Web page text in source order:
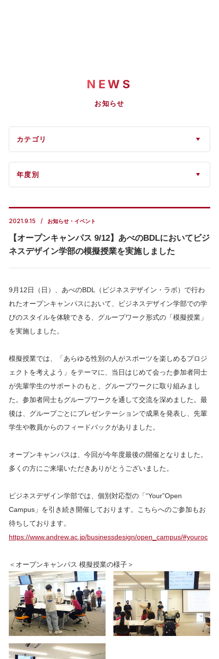
NEWS
お知らせ
2021.9.15 お知らせ・イベント
【オープンキャンパス 9/12】あべのBDLにおいてビジ
ネスデザイン学部の模擬授業を実施しました
9月12日（日）、あべのBDL（ビジネスデザイン・ラボ）で行わ
れたオープンキャンパスにおいて、ビジネスデザイン学部での学
びのスタイルを体験できる、グループワーク形式の「模擬授業」
を実施しました。
模擬授業では、「あらゆる性別の人がスポーツを楽しめるプロジ
ェクトを考えよう」をテーマに、当日はじめて会った参加者同士
が先輩学生のサポートのもと、グループワークに取り組みまし
た。参加者同士もグループワークを通して交流を深めました。最
後は、グループごとにプレゼンテーションで成果を発表し、先輩
学生や教員からのフィードバックがありました。
オープンキャンパスは、今回が今年度最後の開催となりました。
多くの方にご来場いただきありがとうございました。
ビジネスデザイン学部では、個別対応型の「“Your”Open
Campus」を引き続き開催しております。こちらへのご参加もお
待ちしております。
https://www.andrew.ac.jp/businessdesign/open_campus/#youroc
＜オープンキャンパス 模擬授業の様子＞
カテゴリ
年度別